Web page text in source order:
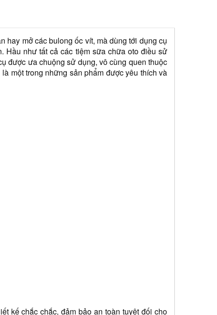
hay mở các bulong ốc vít, mà dùng tới dụng cụ
Hầu như tất cả các tiệm sữa chữa oto điều sử
được ưa chuộng sử dụng, vô cùng quen thuộc
một trong những sản phẩm được yêu thích và
kế chắc chắc, đảm bảo an toàn tuyệt đối cho